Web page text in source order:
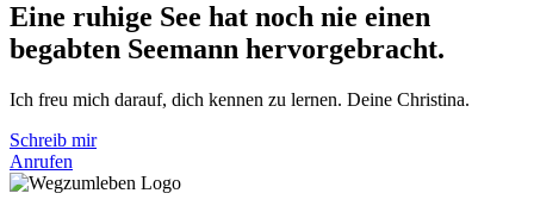
Eine ruhige See hat noch nie einen
begabten Seemann hervor­gebracht.
Ich freu mich darauf, dich kennen zu lernen. Deine Christina.
Schreib mir
Anrufen